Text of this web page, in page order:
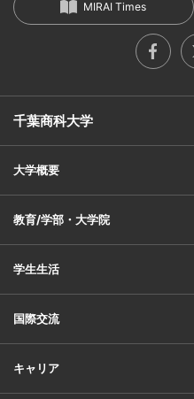
千葉商科大学
MIRAI Times
大学概要
教育/学部・大学院
学生生活
国際交流
キャリア